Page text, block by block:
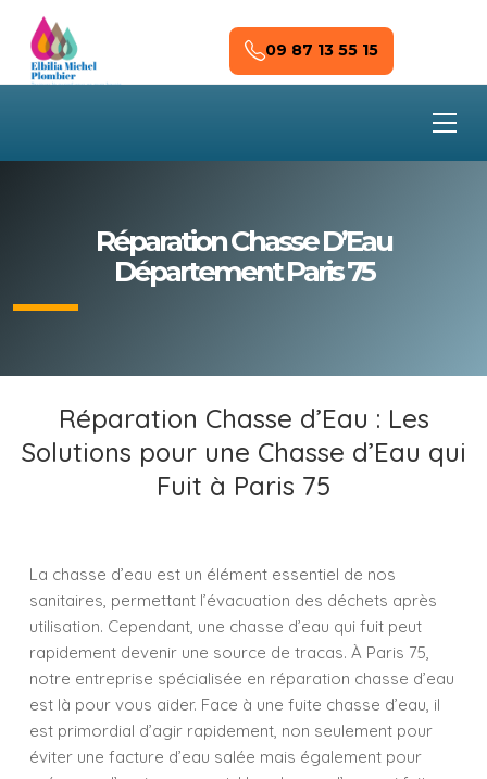
Skip to main content
09 87 13 55 15
Réparation Chasse D’Eau
Département Paris 75
Réparation Chasse d’Eau : Les
Solutions pour une Chasse d’Eau qui
Fuit à Paris 75
La chasse d’eau est un élément essentiel de nos
sanitaires, permettant l’évacuation des déchets après
utilisation. Cependant, une chasse d’eau qui fuit peut
rapidement devenir une source de tracas. À Paris 75,
notre entreprise spécialisée en réparation chasse d’eau
est là pour vous aider. Face à une fuite chasse d’eau, il
est primordial d’agir rapidement, non seulement pour
éviter une facture d’eau salée mais également pour